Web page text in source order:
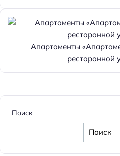
Достижения
Хорошее место
Веранда
Главное
Wi-fi
Кондиционер в номере
Апартаменты
ресторанной
Поиск
Поиск